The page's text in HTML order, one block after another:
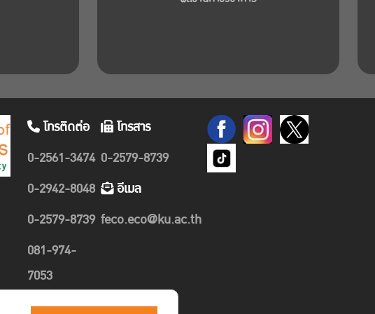
โทรติดต่อ
0-2561-3474
0-2942-8048
0-2579-8739
081-974-
7053
089-489-
โทรสาร
0-2579-8739
อีเมล
feco.eco@ku.ac.th